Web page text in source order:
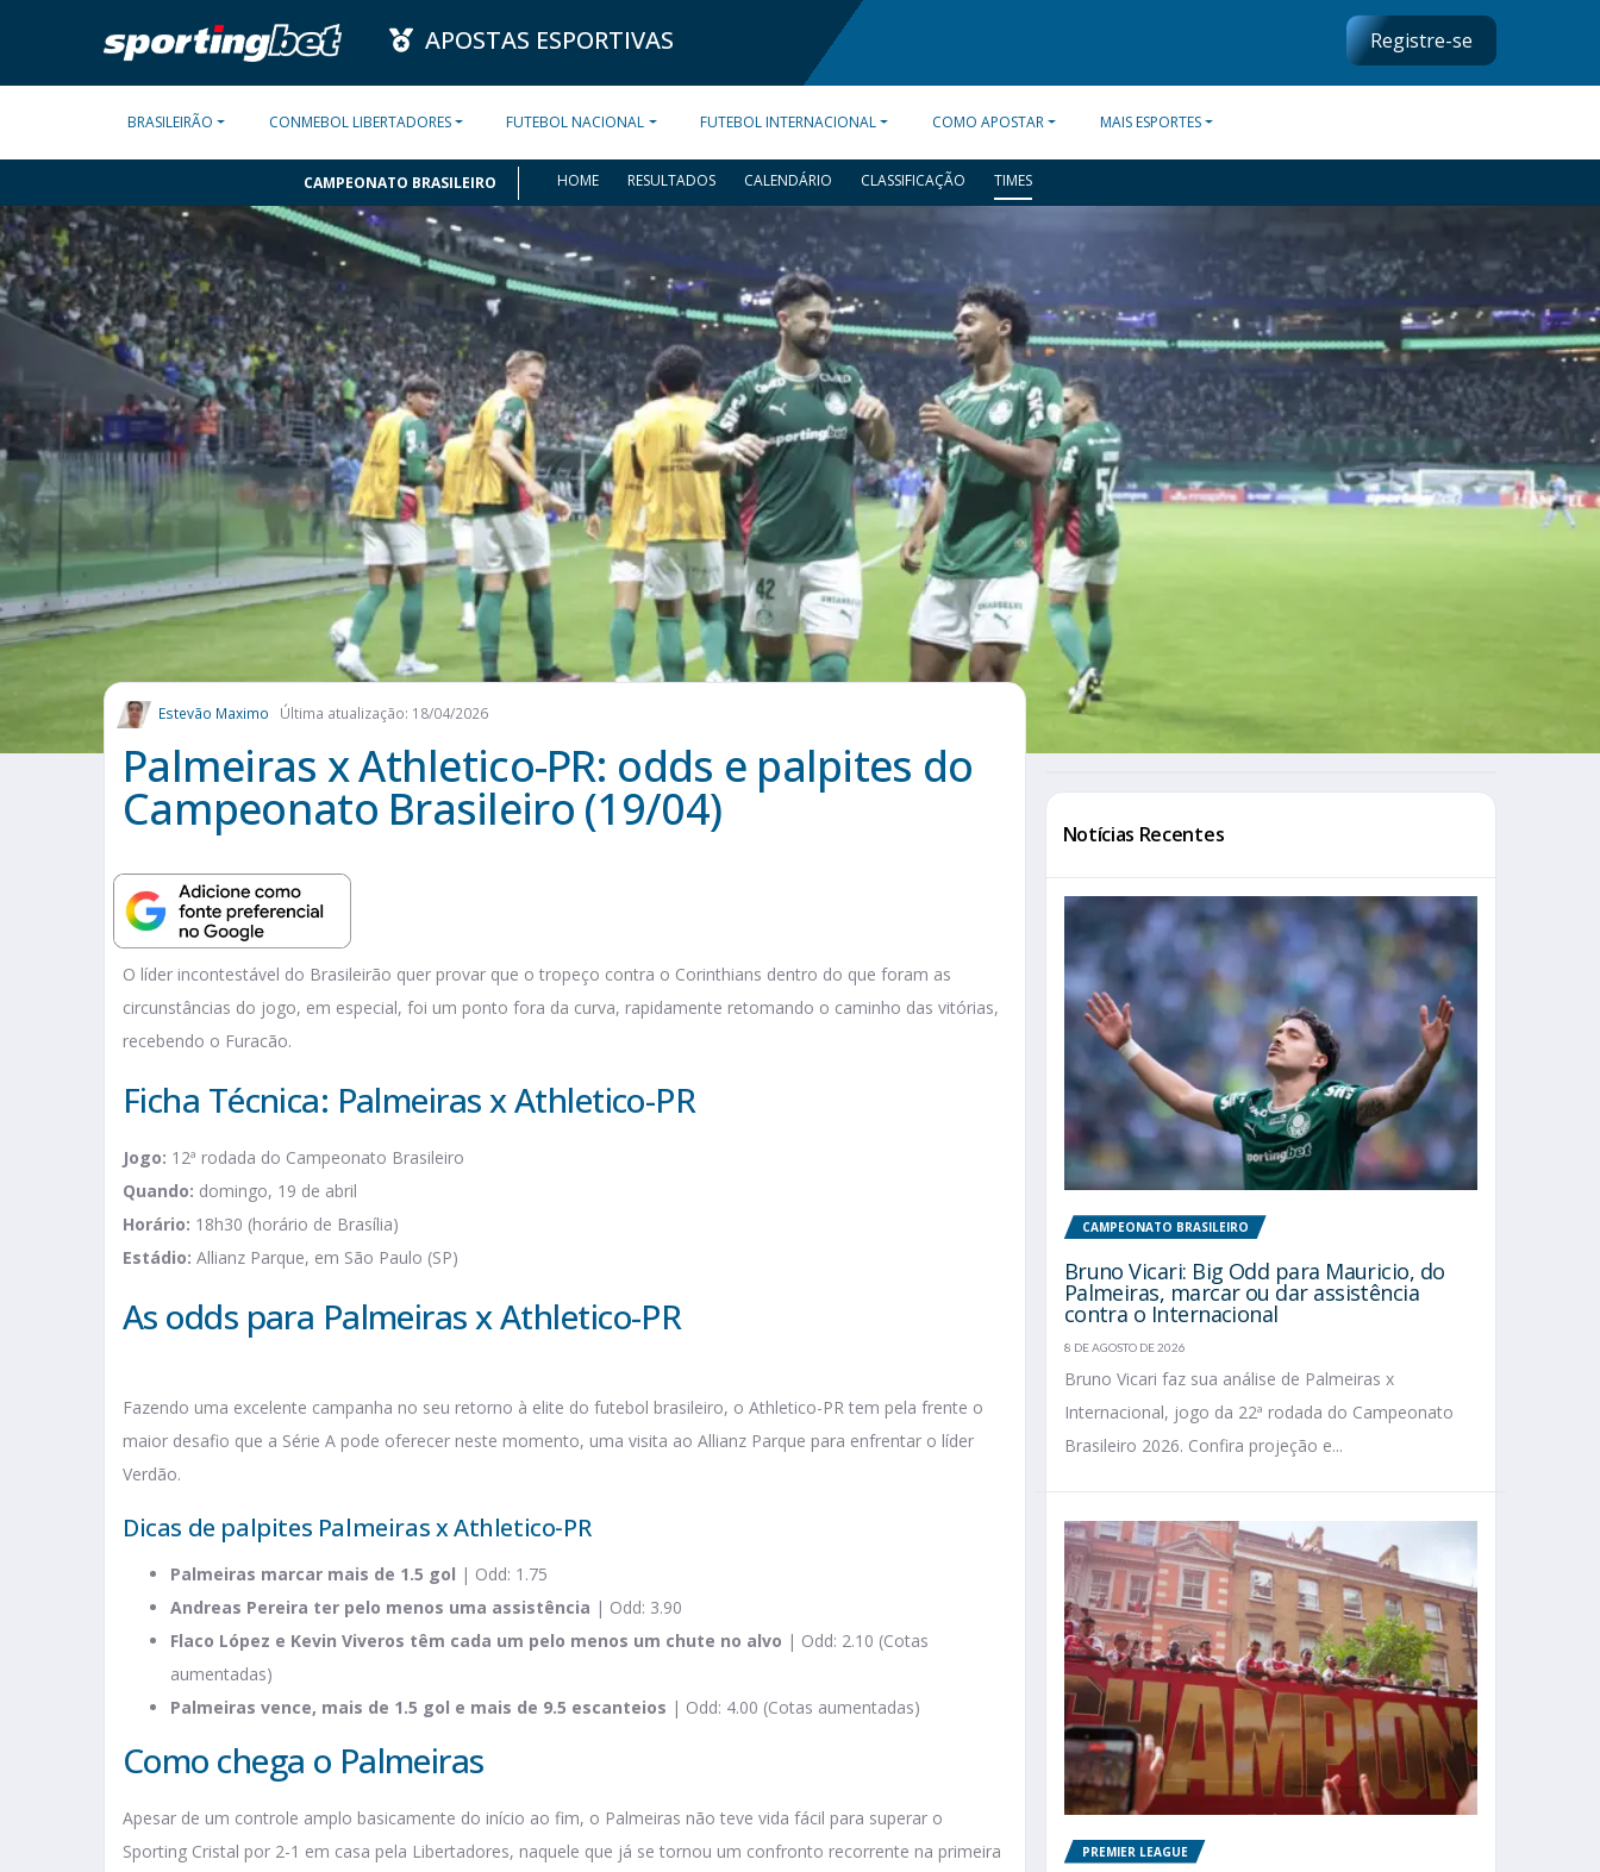
APOSTAS ESPORTIVAS Registre-se
BRASILEIRÃO CONMEBOL LIBERTADORES FUTEBOL NACIONAL FUTEBOL INTERNACIONAL COMO APOSTAR MAIS ESPORTES
CAMPEONATO BRASILEIRO HOME RESULTADOS CALENDÁRIO CLASSIFICAÇÃO TIMES
Estevão Maximo Última atualização: 18/04/2026
Palmeiras x Athletico-PR: odds e palpites do
Campeonato Brasileiro (19/04)
O líder incontestável do Brasileirão quer provar que o tropeço contra o Corinthians dentro do que foram as
circunstâncias do jogo, em especial, foi um ponto fora da curva, rapidamente retomando o caminho das vitórias,
recebendo o Furacão.
Ficha Técnica: Palmeiras x Athletico-PR
Jogo: 12ª rodada do Campeonato Brasileiro
Quando: domingo, 19 de abril
Horário: 18h30 (horário de Brasília)
Estádio: Allianz Parque, em São Paulo (SP)
As odds para Palmeiras x Athletico-PR
Fazendo uma excelente campanha no seu retorno à elite do futebol brasileiro, o Athletico-PR tem pela frente o
maior desafio que a Série A pode oferecer neste momento, uma visita ao Allianz Parque para enfrentar o líder
Verdão.
Dicas de palpites Palmeiras x Athletico-PR
Palmeiras marcar mais de 1.5 gol | Odd: 1.75
Andreas Pereira ter pelo menos uma assistência | Odd: 3.90
Flaco López e Kevin Viveros têm cada um pelo menos um chute no alvo | Odd: 2.10 (Cotas
aumentadas)
Palmeiras vence, mais de 1.5 gol e mais de 9.5 escanteios | Odd: 4.00 (Cotas aumentadas)
Como chega o Palmeiras
Apesar de um controle amplo basicamente do início ao fim, o Palmeiras não teve vida fácil para superar o
Sporting Cristal por 2-1 em casa pela Libertadores, naquele que já se tornou um confronto recorrente na primeira
Notícias Recentes
CAMPEONATO BRASILEIRO
Bruno Vicari: Big Odd para Mauricio, do
Palmeiras, marcar ou dar assistência
contra o Internacional
8 DE AGOSTO DE 2026
Bruno Vicari faz sua análise de Palmeiras x
Internacional, jogo da 22ª rodada do Campeonato
Brasileiro 2026. Confira projeção e...
PREMIER LEAGUE